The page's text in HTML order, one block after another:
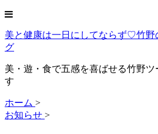
美と健康は一日にしてならず♡竹野
グ
美・遊・食で五感を喜ばせる竹野ツ
す
ホーム >
お知らせ >